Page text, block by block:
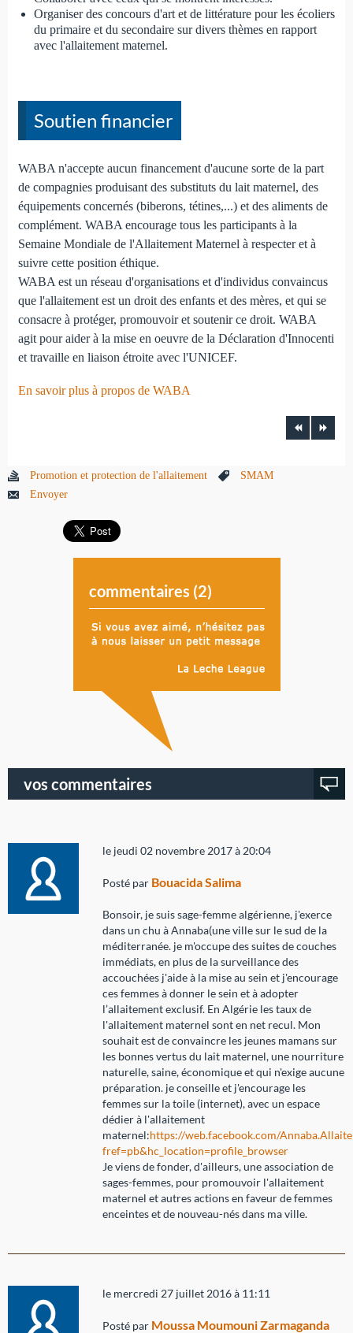
Organiser des concours d'art et de littérature pour les écoliers
du primaire et du secondaire sur divers thèmes en rapport
avec l'allaitement maternel.
Soutien financier
WABA n'accepte aucun financement d'aucune sorte de la part
de compagnies produisant des substituts du lait maternel, des
équipements concernés (biberons, tétines,...) et des aliments de
complément. WABA encourage tous les participants à la
Semaine Mondiale de l'Allaitement Maternel à respecter et à
suivre cette position éthique.
WABA est un réseau d'organisations et d'individus convaincus
que l'allaitement est un droit des enfants et des mères, et qui se
consacre à protéger, promouvoir et soutenir ce droit. WABA
agit pour aider à la mise en oeuvre de la Déclaration d'Innocenti
et travaille en liaison étroite avec l'UNICEF.
En savoir plus à propos de WABA
Promotion et protection de l'allaitement
SMAM
Envoyer
commentaires (2)
vos commentaires
le jeudi 02 novembre 2017 à 20:04
Posté par Bouacida Salima
Bonsoir, je suis sage-femme algérienne, j'exerce
dans un chu à Annaba(une ville sur le sud de la
méditerranée. je m'occupe des suites de couches
immédiats, en plus de la surveillance des
accouchées j'aide à la mise au sein et j'encourage
ces femmes à donner le sein et à adopter
l’allaitement exclusif. En Algérie les taux de
l'allaitement maternel sont en net recul. Mon
souhait est de convaincre les jeunes mamans sur
les bonnes vertus du lait maternel, une nourriture
naturelle, saine, économique et qui n'exige aucune
préparation. je conseille et j'encourage les
femmes sur la toile (internet), avec un espace
dédier à l'allaitement
maternel:https://web.facebook.com/
fref=pb&hc_location=profile_browser
Je viens de fonder, d'ailleurs, une association de
sages-femmes, pour promouvoir l'allaitement
maternel et autres actions en faveur de femmes
enceintes et de nouveau-nés dans ma ville.
le mercredi 27 juillet 2016 à 11:11
Posté par Moussa Moumouni Zarmaganda